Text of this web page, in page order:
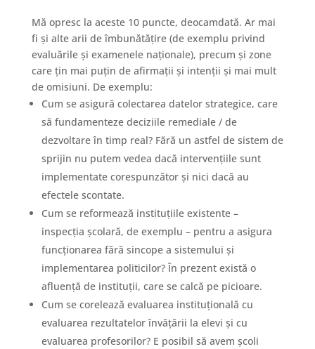
Mă opresc la aceste 10 puncte, deocamdată. Ar mai
fi și alte arii de îmbunătățire (de exemplu privind
evaluările și examenele naționale), precum și zone
care țin mai puțin de afirmații și intenții și mai mult
de omisiuni. De exemplu:
Cum se asigură colectarea datelor strategice, care
să fundamenteze deciziile remediale / de
dezvoltare în timp real? Fără un astfel de sistem de
sprijin nu putem vedea dacă intervențiile sunt
implementate corespunzător și nici dacă au
efectele scontate.
Cum se reformează instituțiile existente –
inspecția școlară, de exemplu – pentru a asigura
funcționarea fără sincope a sistemului și
implementarea politicilor? În prezent există o
afluență de instituții, care se calcă pe picioare.
Cum se corelează evaluarea instituțională cu
evaluarea rezultatelor învățării la elevi și cu
evaluarea profesorilor? E posibil să avem școli